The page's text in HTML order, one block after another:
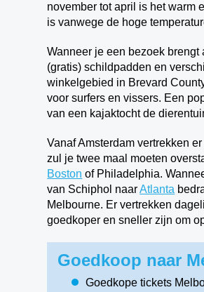
november tot april is het warm
is vanwege de hoge
Wanneer je een bezoek
(gratis) schildpadden en
winkelgebied in Brevard
voor surfers en vissers. Een
van een kajaktocht de
Vanaf Amsterdam vertrekken
zul je twee maal moeten
Boston of Philadelphia.
van Schiphol naarAtlanta
Melbourne. Er vertrekken
goedkoper en sneller zijn om
Goedkoop naar
Goedkope tickets